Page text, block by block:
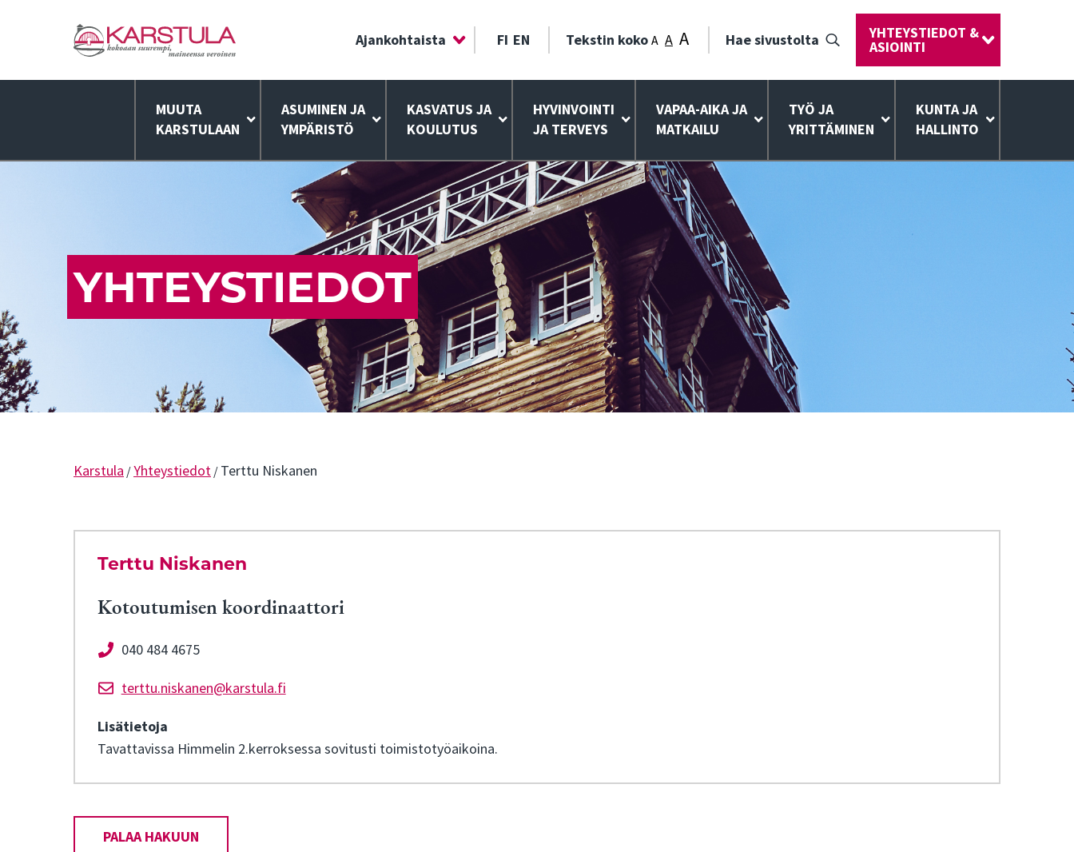
Ajankohtaista FI EN Tekstin kokoA A A Hae sivustolta YHTEYSTIEDOT &
ASIOINTI
MUUTA
KARSTULAAN
ASUMINEN JA
YMPÄRISTÖ
KASVATUS JA
KOULUTUS
HYVINVOINTI
JA TERVEYS
VAPAA-AIKA JA
MATKAILU
TYÖ JA
YRITTÄMINEN
KUNTA JA
HALLINTO
YHTEYSTIEDOT
Karstula /Yhteystiedot/Terttu Niskanen
Terttu Niskanen
Kotoutumisen koordinaattori
040 484 4675
terttu.niskanen@karstula.fi
Lisätietoja
Tavattavissa Himmelin 2.kerroksessa sovitusti toimistotyöaikoina.
PALAA HAKUUN